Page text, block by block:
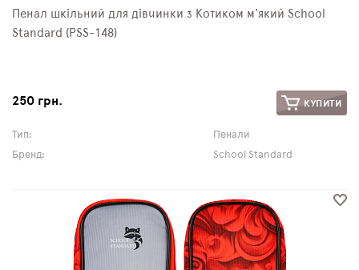
Пенал шкільний для дівчинки з Котиком м'який School
Standard (PSS-148)
250 грн. КУПИТИ
Тип:
Пенали
Бренд:
School Standard